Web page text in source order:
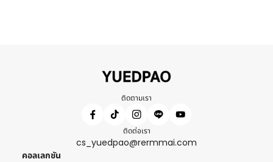
ติดตามเรา
ติดต่อเรา
cs_yuedpao@rermmai.com
คอลเลกชัน